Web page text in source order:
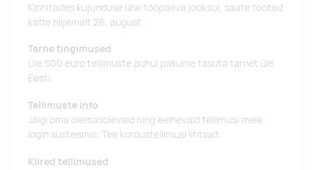
Kinnitades kujunduse ühe tööpäeva jooksul, saate tooted
kätte hiljemalt 26. august.
Tarne tingimused
Üle 500 euro tellimuste puhul pakume tasuta tarnet üle
Eesti.
Tellimuste info
Jälgi oma olemasolevaid ning eelnevaid tellimusi meie
login süsteemis. Tee kordustellimusi lihtsalt.
Kiired tellimused